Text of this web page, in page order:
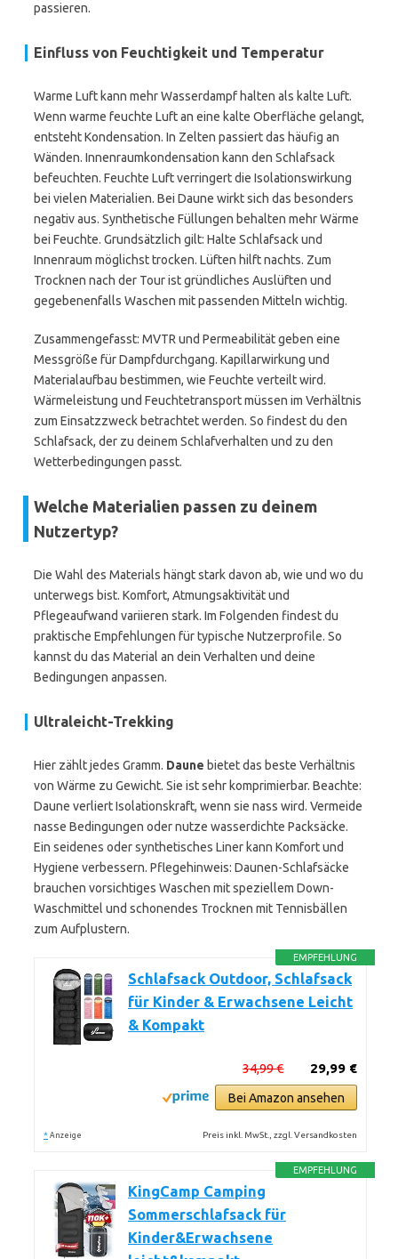
passieren.
Einfluss von Feuchtigkeit und Temperatur
Warme Luft kann mehr Wasserdampf halten als kalte Luft.
Wenn warme feuchte Luft an eine kalte Oberfläche gelangt,
entsteht Kondensation. In Zelten passiert das häufig an
Wänden. Innenraumkondensation kann den Schlafsack
befeuchten. Feuchte Luft verringert die Isolationswirkung
bei vielen Materialien. Bei Daune wirkt sich das besonders
negativ aus. Synthetische Füllungen behalten mehr Wärme
bei Feuchte. Grundsätzlich gilt: Halte Schlafsack und
Innenraum möglichst trocken. Lüften hilft nachts. Zum
Trocknen nach der Tour ist gründliches Auslüften und
gegebenenfalls Waschen mit passenden Mitteln wichtig.
Zusammengefasst: MVTR und Permeabilität geben eine
Messgröße für Dampfdurchgang. Kapillarwirkung und
Materialaufbau bestimmen, wie Feuchte verteilt wird.
Wärmeleistung und Feuchtetransport müssen im Verhältnis
zum Einsatzzweck betrachtet werden. So findest du den
Schlafsack, der zu deinem Schlafverhalten und zu den
Wetterbedingungen passt.
Welche Materialien passen zu deinem
Nutzertyp?
Die Wahl des Materials hängt stark davon ab, wie und wo du
unterwegs bist. Komfort, Atmungsaktivität und
Pflegeaufwand variieren stark. Im Folgenden findest du
praktische Empfehlungen für typische Nutzerprofile. So
kannst du das Material an dein Verhalten und deine
Bedingungen anpassen.
Ultraleicht-Trekking
Hier zählt jedes Gramm. Daune bietet das beste Verhältnis
von Wärme zu Gewicht. Sie ist sehr komprimierbar. Beachte:
Daune verliert Isolationskraft, wenn sie nass wird. Vermeide
nasse Bedingungen oder nutze wasserdichte Packsäcke.
Ein seidenes oder synthetisches Liner kann Komfort und
Hygiene verbessern. Pflegehinweis: Daunen-Schlafsäcke
brauchen vorsichtiges Waschen mit speziellem Down-
Waschmittel und schonendes Trocknen mit Tennisbällen
zum Aufplustern.
EMPFEHLUNG
Schlafsack Outdoor, Schlafsack
für Kinder & Erwachsene Leicht
& Kompakt
29,99 €
34,99 €
Bei Amazon ansehen
* Anzeige Preis inkl. MwSt., zzgl. Versandkosten
EMPFEHLUNG
KingCamp Camping
Sommerschlafsack für
Kinder&Erwachsene